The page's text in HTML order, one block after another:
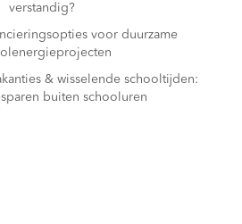
verstandig?
voor duurzame
& wisselende schooltijden:
buiten schooluren